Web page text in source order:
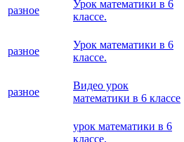
разное
Урок математики в 6
классе.
разное
Урок математики в 6
классе.
разное
Видео урок
математики в 6 классе
урок математики в 6
классе.